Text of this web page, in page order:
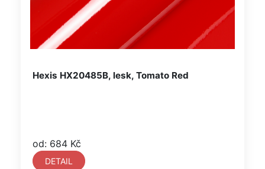
Hexis HX20485B, lesk, Tomato Red
od: 684 Kč
DETAIL